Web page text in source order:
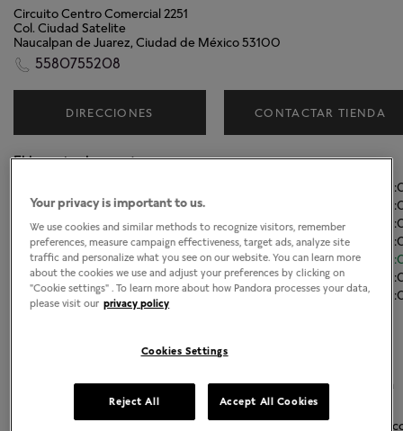
Circuito Centro Comercial 2251
Col. Ciudad Satelite
Naucalpan de Juarez, Ciudad de México 53100
5580755208
DIRECCIONES CONTACTAR TIENDA
El horario de apertura
Martes
Miércoles
9:00
Jueves
9:00
Viernes
9:00
Sábado
9:00
Domingo
9:00
La más alta calidad de oro 14K, plata esterlina y metales Pandora
Pandora Charms, brazaletes, anillos, aretes y collares
Your privacy is important to us.
We use cookies and similar methods to recognize visitors, remember
preferences, measure campaign effectiveness, target ads, analyze site
traffic and personalize what you see on our website. You can learn more
about the cookies we use and adjust your preferences by clicking on
"Cookie settings" . To learn more about how Pandora processes your data,
please visit our privacy policy
Cookies Settings
Reject All Accept All Cookies